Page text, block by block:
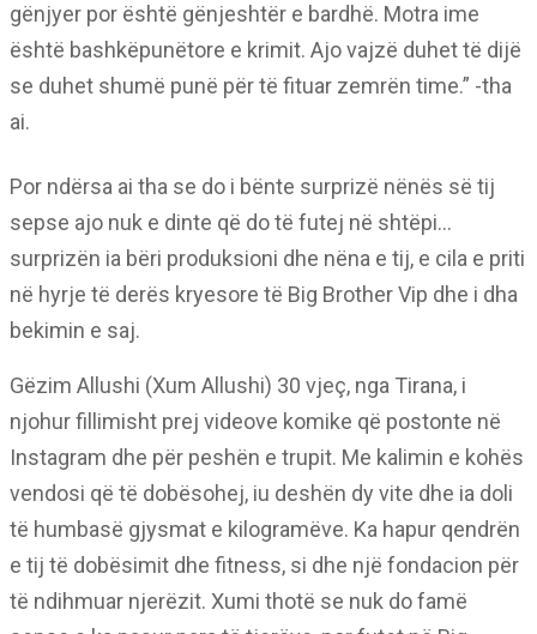
gënjyer por është gënjeshtër e bardhë. Motra ime
është bashkëpunëtore e krimit. Ajo vajzë duhet të dijë
se duhet shumë punë për të fituar zemrën time.” -tha
ai.
Por ndërsa ai tha se do i bënte surprizë nënës së tij
sepse ajo nuk e dinte që do të futej në shtëpi…
surprizën ia bëri produksioni dhe nëna e tij, e cila e priti
në hyrje të derës kryesore të Big Brother Vip dhe i dha
bekimin e saj.
Gëzim Allushi (Xum Allushi) 30 vjeç, nga Tirana, i
njohur fillimisht prej videove komike që postonte në
Instagram dhe për peshën e trupit. Me kalimin e kohës
vendosi që të dobësohej, iu deshën dy vite dhe ia doli
të humbasë gjysmat e kilogramëve. Ka hapur qendrën
e tij të dobësimit dhe fitness, si dhe një fondacion për
të ndihmuar njerëzit. Xumi thotë se nuk do famë